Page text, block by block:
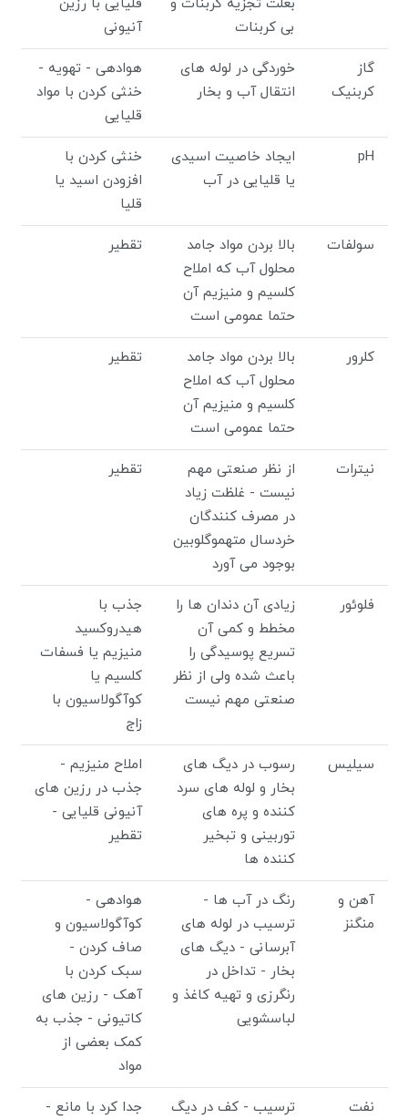
بعلت تجزیه کربنات و
بی کربنات
قلیایی با رزین
آنیونی
گاز
کربنیک
خوردگی در لوله های
انتقال آب و بخار
هوادهی - تهویه -
خنثی کردن با مواد
قلیایی
pH
ایجاد خاصیت اسیدی
یا قلیایی در آب
خنثی کردن با
افزودن اسید یا
قلیا
سولفات
بالا بردن مواد جامد
محلول آب که املاح
کلسیم و منیزیم آن
حتما عمومی است
تقطیر
کلرور
بالا بردن مواد جامد
محلول آب که املاح
کلسیم و منیزیم آن
حتما عمومی است
تقطیر
نیترات
از نظر صنعتی مهم
نیست - غلظت زیاد
در مصرف کنندگان
خردسال متهموگلوبین
بوجود می آورد
تقطیر
فلوئور
زیادی آن دندان ها را
مخطط و کمی آن
تسریع پوسیدگی را
باعث شده ولی از نظر
صنعتی مهم نیست
جذب با
هیدروکسید
منیزیم یا فسفات
کلسیم یا
کوآگولاسیون با
زاج
سیلیس
رسوب در دیگ های
بخار و لوله های سرد
کننده و پره های
توربینی و تبخیر
کننده ها
املاح منیزیم -
جذب در رزین های
آنیونی قلیایی -
تقطیر
آهن و
منگنز
رنگ در آب ها -
ترسیب در لوله های
آبرسانی - دیگ های
بخار - تداخل در
رنگرزی و تهیه کاغذ و
لباسشویی
هوادهی -
کوآگولاسیون و
صاف کردن -
سبک کردن با
آهک - رزین های
کاتیونی - جذب به
کمک بعضی از
مواد
نفت
ترسیب - کف در دیگ
جدا کرد با مانع -